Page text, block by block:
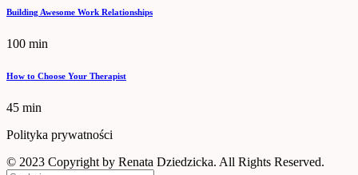
Building Awesome Work Relationships
100 min
How to Choose Your Therapist
45 min
Polityka prywatności
© 2023 Copyright by Renata Dziedzicka. All Rights Reserved.